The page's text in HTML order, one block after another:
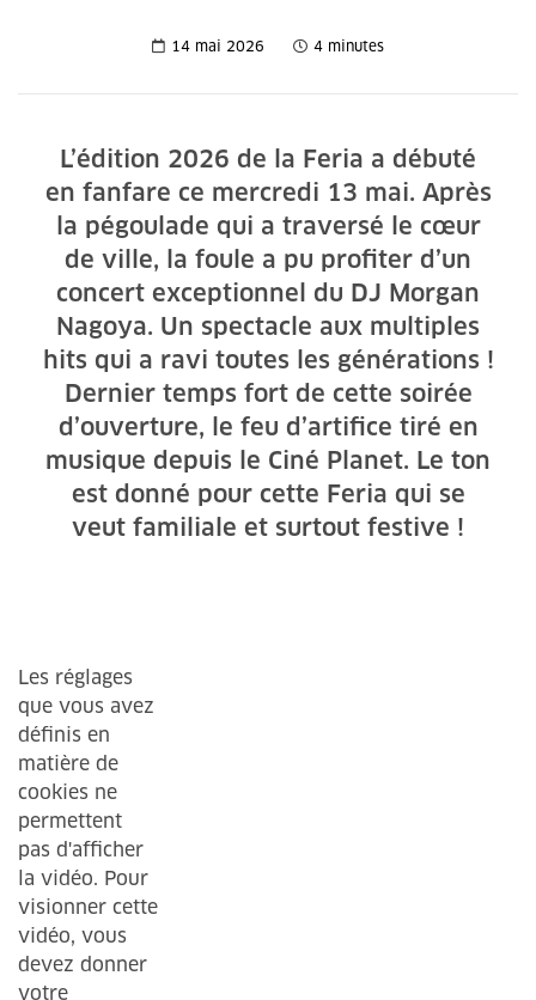
14 mai 2026 4 minutes
L’édition 2026 de la Feria a débuté
en fanfare ce mercredi 13 mai. Après
la pégoulade qui a traversé le cœur
de ville, la foule a pu profiter d’un
concert exceptionnel du DJ Morgan
Nagoya. Un spectacle aux multiples
hits qui a ravi toutes les générations !
Dernier temps fort de cette soirée
d’ouverture, le feu d’artifice tiré en
musique depuis le Ciné Planet. Le ton
est donné pour cette Feria qui se
veut familiale et surtout festive !